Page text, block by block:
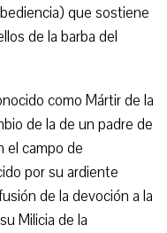
que sostiene
de la barba del
como Mártir de la
de la de un padre de
el campo de
por su ardiente
de la devoción a la
Milicia de la